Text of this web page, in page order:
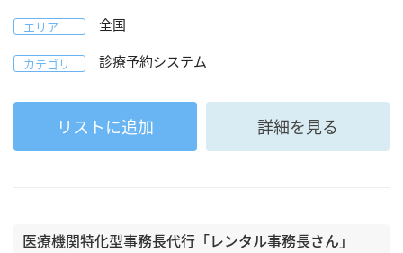
エリア 全国
カテゴリ 診療予約システム
リストに追加 詳細を見る
医療機関特化型事務長代行「レンタル事務長さん」